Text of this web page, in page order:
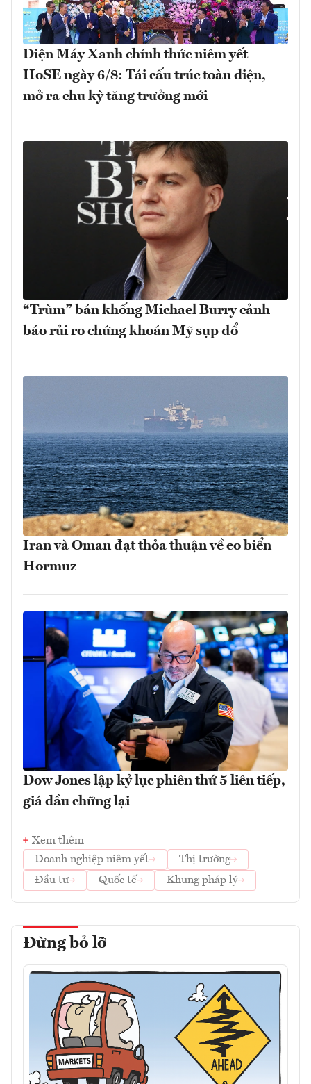
Điện Máy Xanh chính thức niêm yết
HoSE ngày 6/8: Tái cấu trúc toàn diện,
mở ra chu kỳ tăng trưởng mới
“Trùm” bán khống Michael Burry cảnh
báo rủi ro chứng khoán Mỹ sụp đổ
Iran và Oman đạt thỏa thuận về eo biển
Hormuz
Dow Jones lập kỷ lục phiên thứ 5 liên tiếp,
giá dầu chững lại
Xem thêm
Doanh nghiệp niêm yết
Thị trường
Đầu tư
Quốc tế Khung pháp lý
Đừng bỏ lỡ